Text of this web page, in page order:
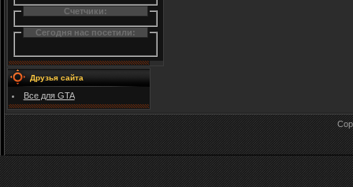
Счетчики:
Сегодня нас посетили:
Друзья сайта
Все для GTA